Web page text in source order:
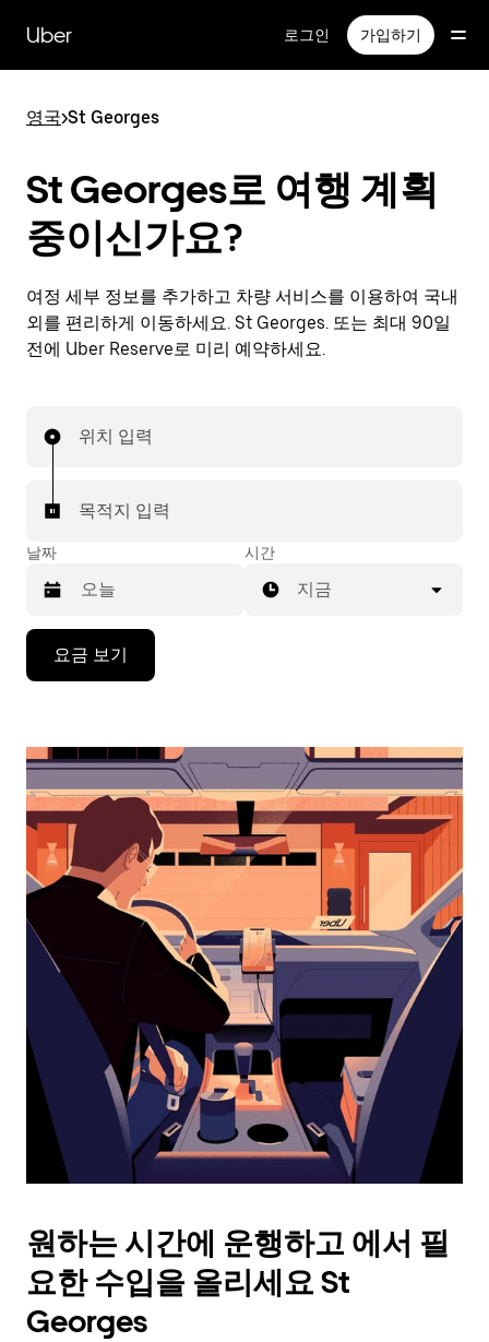
Uber 로그인 가입하기
영국>St Georges
St Georges로 여행 계획
중이신가요?
여정 세부 정보를 추가하고 차량 서비스를 이용하여 국내
외를 편리하게 이동하세요. St Georges. 또는 최대 90일
전에 Uber Reserve로 미리 예약하세요.
위치 입력
목적지 입력
날짜
작
면
아
래
화
살
표
러
날
짜
캘
린
더
를
닫
시간
지금
요금 보기
원하는 시간에 운행하고 에서 필
요한 수입을 올리세요 St
Georges